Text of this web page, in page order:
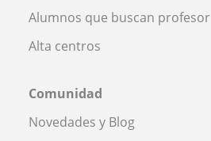
Alumnos que buscan profesor
Alta centros
Comunidad
Novedades y Blog